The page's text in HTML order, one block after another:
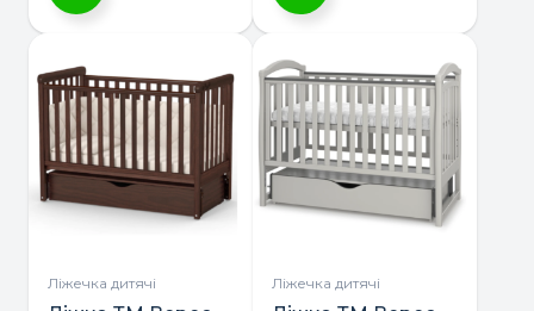
має
кілька
варіантів.
Параметри
можна
сторінці
товар
має
кілька
варіантів.
Параметри
можна
сторінці
Ліжечка дитячі Ліжечка дитячі